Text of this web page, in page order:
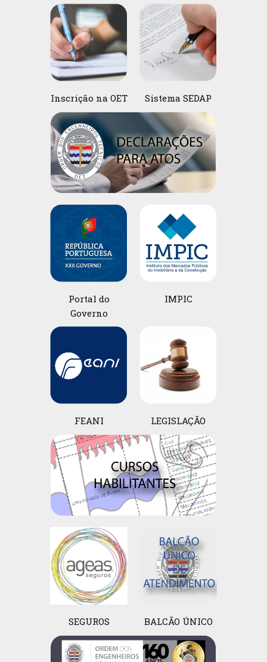
Inscrição na OET Sistema SEDAP
Portal do
Governo
IMPIC
FEANI LEGISLAÇÃO
SEGUROS BALCÃO ÚNICO